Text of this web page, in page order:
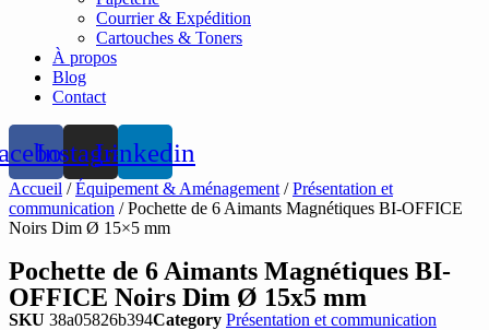
Courrier & Expédition
Cartouches & Toners
À propos
Blog
Contact
InstagramLinkedin
Accueil /Équipement & Aménagement /Présentation et
communication / Pochette de 6 Aimants Magnétiques BI-OFFICE
Noirs Dim Ø 15×5 mm
Pochette de 6 Aimants Magnétiques BI-
OFFICE Noirs Dim Ø 15x5 mm
SKU 38a05826b394Category Présentation et communication